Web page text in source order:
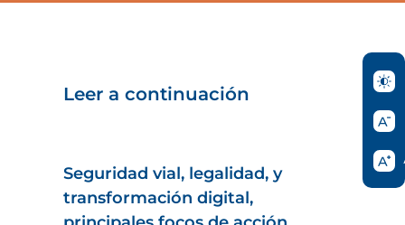
Leer a continuación
Seguridad vial, legalidad, y
transformación digital,